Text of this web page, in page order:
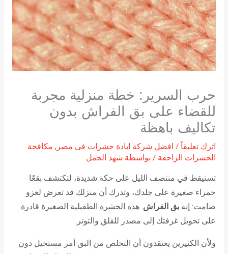
حرب السرير: خطة منزلية مجربة
للقضاء على بق الفراش بدون
تكاليف باهظة
اترك تعليقاً / افضل شركة ابادة حشرات فى مصر , مكافحة
الحشرات الزاحفة / بواسطة شهد الجمل
تستيقظ في منتصف الليل على حكة شديدة، لتكتشف بقعًا
حمراء صغيرة على جلدك، وتدرك أن منزلك قد تعرض لغزو
صامت: إنه بق الفراش. هذه الحشرة الطفيلية الصغيرة قادرة
على تحويل غرفتك إلى مصدر للقلق والتوتر.
ولأن الكثيرين يعتقدون أن التخلص من البق أمر مستحيل دون